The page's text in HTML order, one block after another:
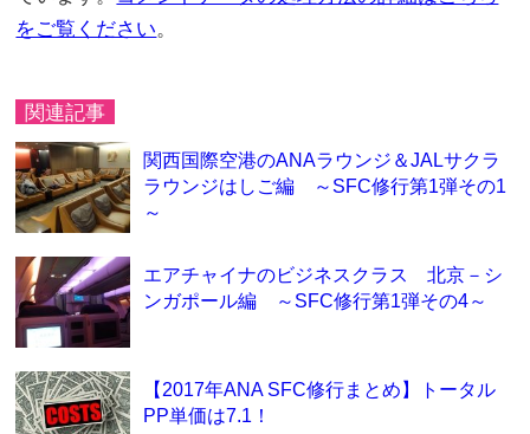
をご覧ください。
関連記事
関西国際空港のANAラウンジ＆JALサクラ
ラウンジはしご編 ～SFC修行第1弾その1
～
エアチャイナのビジネスクラス 北京－シ
ンガポール編 ～SFC修行第1弾その4～
【2017年ANA SFC修行まとめ】トータル
PP単価は7.1！